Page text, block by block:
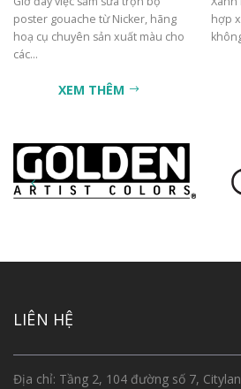
poster gouache từ Nicker, hãng
hoạ cụ chuyên sản xuất màu cho
các...
XEM THÊM
hợp
LIÊN HỆ
Địa chỉ: Tầng 2, 104 đường số 7,